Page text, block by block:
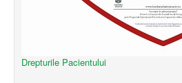
Drepturile Pacientului